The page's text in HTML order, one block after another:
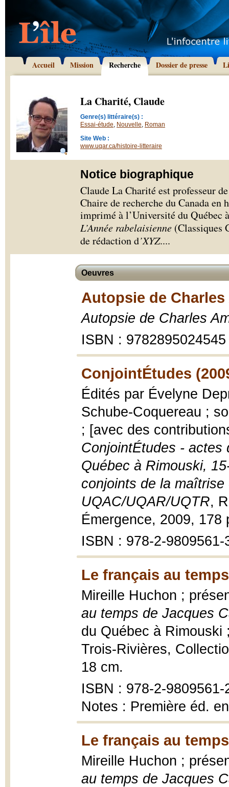
Accueil Mission Recherche Dossier de presse
La Charité, Claude
Genre(s) littéraire(s) :
Essai-étude, Nouvelle, Roman
Site Web :
www.uqar.ca/histoire-litteraire
Notice biographique
Claude La Charité est professeur
Chaire de recherche du Canada
imprimé à l’Université du
L’Année rabelaisienne (Classiques
de rédaction d’XYZ....
Oeuvres
Autopsie de Charles
Autopsie de Charles
ISBN : 9782895024545
ConjointÉtudes
Édités par Évelyne
Schube-Coquereau ;
; [avec des
ConjointÉtudes - actes
Québec à Rimouski,
conjoints de la
UQAC/UQAR/UQTR,
Émergence, 2009, 178
ISBN : 978-2-9809561-
Le français au
Mireille Huchon ;
au temps de Jacques
du Québec à
Trois-Rivières,
18 cm.
ISBN : 978-2-9809561-
Notes : Première éd.
Le français au
Mireille Huchon ;
au temps de Jacques